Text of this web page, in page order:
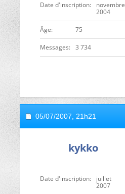
Date d'inscription
novembre
2004
ge 75
Messages 3 734
05/07/2007, 21h21
kykko
Date d'inscription
juillet
2007